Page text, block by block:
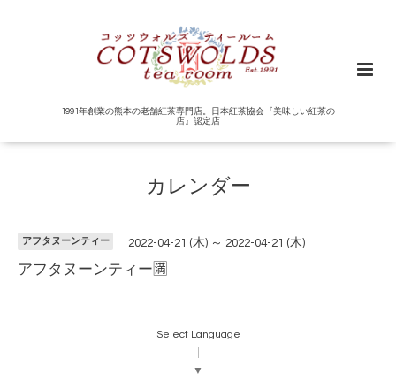
1991年創業の熊本の老舗紅茶専門店。日本紅茶協会『美味しい紅茶の
店』認定店
カレンダー
アフタヌーンティー 2022-04-21 (木) ～ 2022-04-21 (木)
アフタヌーンティー🈵
Select Language
▼